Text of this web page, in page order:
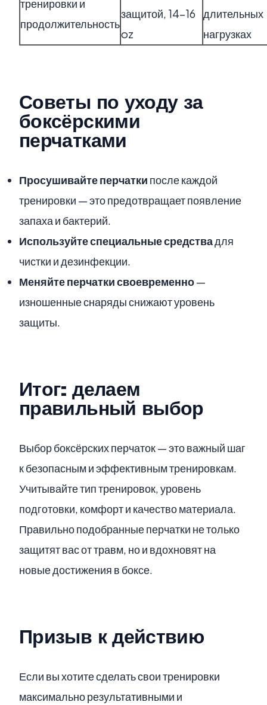
тренировки и
продолжительность
защитой, 14–16
oz
длительных
нагрузках
Советы по уходу за
боксёрскими
перчатками
Просушивайте перчатки после каждой
тренировки — это предотвращает появление
запаха и бактерий.
Используйте специальные средствадля
чистки и дезинфекции.
Меняйте перчатки своевременно—
изношенные снаряды снижают уровень
защиты.
Итог: делаем
правильный выбор
Выбор боксёрских перчаток — это важный шаг
к безопасным и эффективным тренировкам.
Учитывайте тип тренировок, уровень
подготовки, комфорт и качество материала.
Правильно подобранные перчатки не только
защитят вас от травм, но и вдохновят на
новые достижения в боксе.
Призыв к действию
Если вы хотите сделать свои тренировки
максимально результативными и